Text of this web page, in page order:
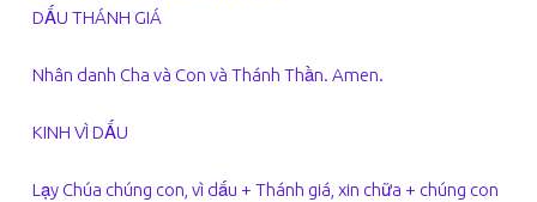
DẤU THÁNH GIÁ
Nhân danh Cha và Con và Thánh Thần. Amen.
KINH VÌ DẤU
Lạy Chúa chúng con, vì dấu + Thánh giá, xin chữa + chúng con